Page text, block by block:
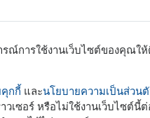
เกี่ยวกับ
การจัดส่
หากผู้รับ
นโยบาย
นโยบาย
รณ์การใช้งานเว็บไซต์ของคุณใ
กกี้ และนโยบายความเป็นส่วน
ซอร์ หรือไม่ใช้งานเว็บไซต์นี้ต่